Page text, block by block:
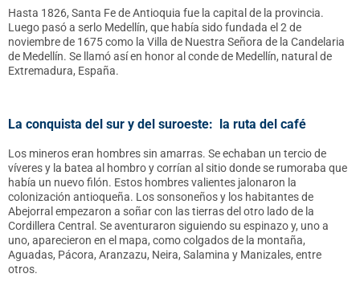
Hasta 1826, Santa Fe de Antioquia fue la capital de la provincia.
Luego pasó a serlo Medellín, que había sido fundada el 2 de
noviembre de 1675 como la Villa de Nuestra Señora de la Candelaria
de Medellín. Se llamó así en honor al conde de Medellín, natural de
Extremadura, España.
La conquista del sur y del suroeste: la ruta del café
Los mineros eran hombres sin amarras. Se echaban un tercio de
víveres y la batea al hombro y corrían al sitio donde se rumoraba que
había un nuevo filón. Estos hombres valientes jalonaron la
colonización antioqueña. Los sonsoneños y los habitantes de
Abejorral empezaron a soñar con las tierras del otro lado de la
Cordillera Central. Se aventuraron siguiendo su espinazo y, uno a
uno, aparecieron en el mapa, como colgados de la montaña,
Aguadas, Pácora, Aranzazu, Neira, Salamina y Manizales, entre
otros.